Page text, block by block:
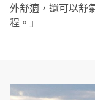
外舒適，還可以舒
程。」